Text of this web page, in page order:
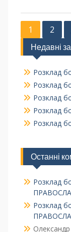
1 2
Недавні
Розклад
Розклад
Розклад
Розклад
Розклад
Останні
Розклад
Розклад
Олександр